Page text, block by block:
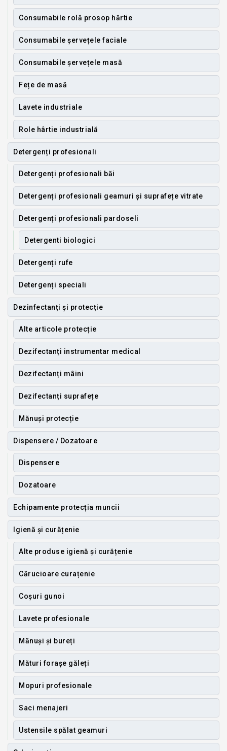
Consumabile rolă prosop hărtie
Consumabile șervețele faciale
Consumabile șervețele masă
Fețe de masă
Lavete industriale
Role hârtie industrială
Detergenți profesionali
Detergenți profesionali băi
Detergenți profesionali geamuri și suprafețe vitrate
Detergenți profesionali pardoseli
Detergenti biologici
Detergenți rufe
Detergenți speciali
Dezinfectanți și protecție
Alte articole protecție
Dezifectanți instrumentar medical
Dezifectanți mâini
Dezifectanți suprafețe
Mănuși protecție
Dispensere / Dozatoare
Dispensere
Dozatoare
Echipamente protecția muncii
Igienă și curățenie
Alte produse igienă și curățenie
Cărucioare curațenie
Coșuri gunoi
Lavete profesionale
Mănuși și bureți
Mături forașe găleți
Mopuri profesionale
Saci menajeri
Ustensile spălat geamuri